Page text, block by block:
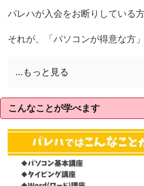
パレハが入会をお断りしている方
それが、「パソコンが得意な方」
...もっと見る
こんなことが学べます